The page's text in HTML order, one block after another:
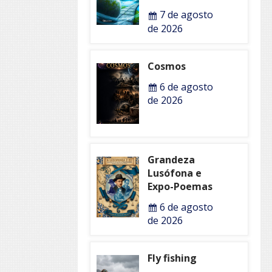
7 de agosto
de 2026
Cosmos
6 de agosto
de 2026
Grandeza
Lusófona e
Expo-Poemas
6 de agosto
de 2026
Fly fishing